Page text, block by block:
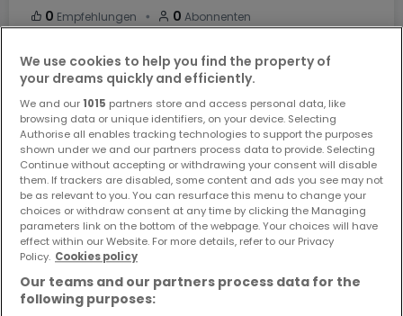
0 Empfehlungen ・ 0 Abonnenten
1
KAUFOBJEKT
5
MIETOBJEKTE VERKAUFT
Siehe Agenturprofil
We use cookies to help you find the property of
your dreams quickly and efficiently.
We and our 1015 partners store and access personal data, like
browsing data or unique identifiers, on your device. Selecting
Authorise all enables tracking technologies to support the purposes
shown under we and our partners process data to provide. Selecting
Continue without accepting or withdrawing your consent will disable
them. If trackers are disabled, some content and ads you see may not
be as relevant to you. You can resurface this menu to change your
choices or withdraw consent at any time by clicking the Managing
parameters link on the bottom of the webpage. Your choices will have
effect within our Website. For more details, refer to our Privacy
Policy. Cookies policy
Our teams and our partners process data for the
following purposes: